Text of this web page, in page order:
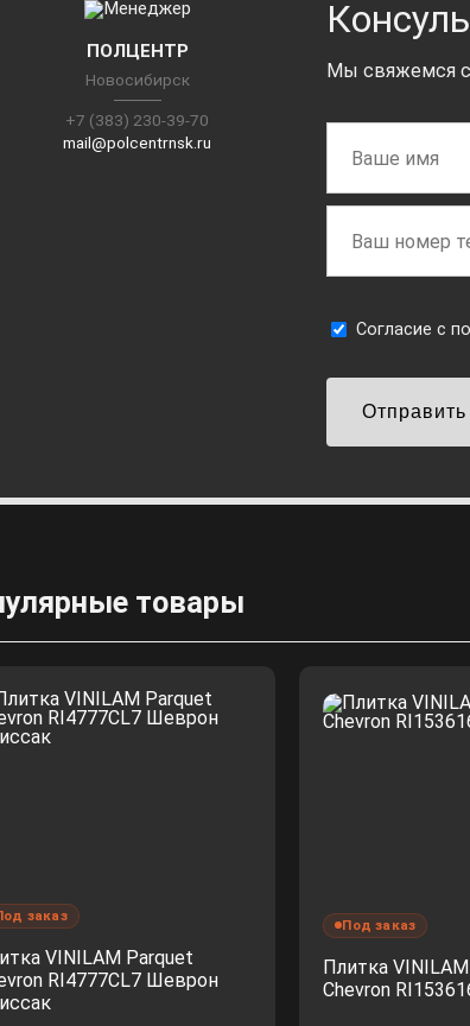
ПОЛЦЕНТР
Новосибирск
+7 (383) 230-39-70
mail@polcentrnsk.ru
Мы свяжемся с
Cогласие с
Отправить
товары
заказ
VINILAM Parquet
RI4777CL7 Шеврон
Под заказ
Плитка
Chevron